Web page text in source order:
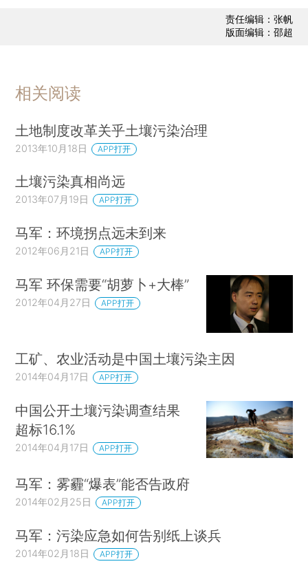
责任编辑：张帆
版面编辑：邵超
相关阅读
土地制度改革关乎土壤污染治理
2013年10月18日 APP打开
土壤污染真相尚远
2013年07月19日 APP打开
马军：环境拐点远未到来
2012年06月21日 APP打开
马军 环保需要“胡萝卜+大棒”
2012年04月27日 APP打开
工矿、农业活动是中国土壤污染主因
2014年04月17日 APP打开
中国公开土壤污染调查结果
超标16.1%
2014年04月17日 APP打开
马军：雾霾“爆表”能否告政府
2014年02月25日 APP打开
马军：污染应急如何告别纸上谈兵
2014年02月18日 APP打开